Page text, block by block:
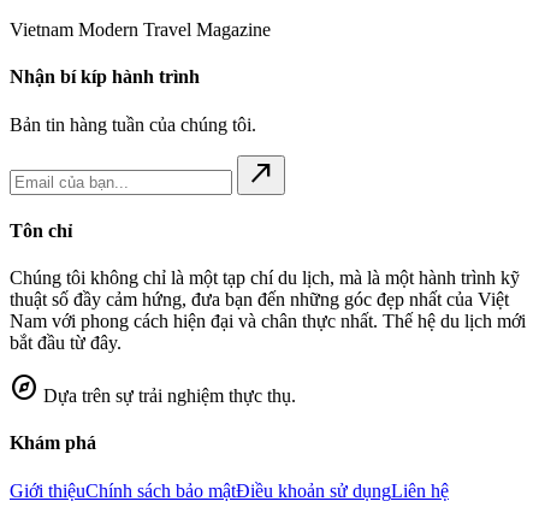
Vietnam Modern Travel Magazine
Nhận bí kíp hành trình
Bản tin hàng tuần của chúng tôi.
north_east
Tôn chỉ
Chúng tôi không chỉ là một tạp chí du lịch, mà là một hành trình kỹ
thuật số đầy cảm hứng, đưa bạn đến những góc đẹp nhất của Việt
Nam với phong cách hiện đại và chân thực nhất. Thế hệ du lịch mới
bắt đầu từ đây.
explore Dựa trên sự trải nghiệm thực thụ.
Khám phá
Giới thiệuChính sách bảo mậtĐiều khoản sử dụngLiên hệ